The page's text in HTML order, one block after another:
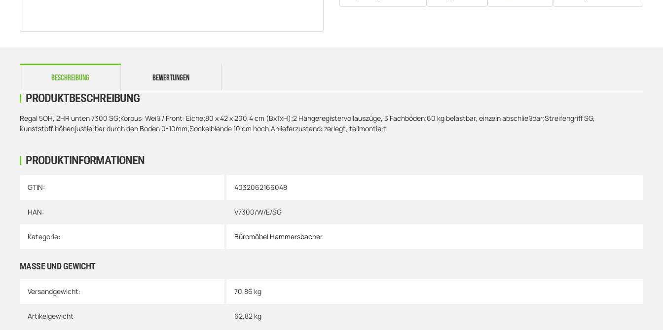
BESCHREIBUNG BEWERTUNGEN
PRODUKTINFORMATIONEN
Produkteigenschaft
Wert
GTIN: 4032062166048
HAN: V7300/W/E/SG
Kategorie: Büromöbel Hammersbacher
MASSE UND GEWICHT
Versandgewicht: 70,86 kg
Artikelgewicht: 62,82 kg
PRODUKTBESCHREIBUNG
Regal 5OH, 2HR unten 7300 SG;Korpus: Weiß / Front: Eiche;80 x 42 x 200,4 cm (BxTxH);2 Hängeregistervollauszüge, 3 Fachböden;60 kg belastbar, einzeln abschließbar;Streifengriff SG,
Kunststoff;höhenjustierbar durch den Boden 0-10mm;Sockelblende 10 cm hoch;Anlieferzustand: zerlegt, teilmontiert